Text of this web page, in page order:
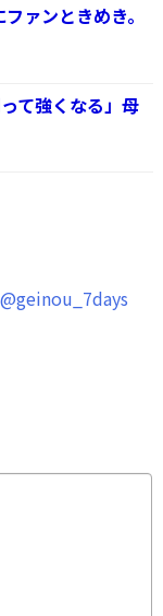
ァンときめき。
て強くなる」母
@geinou_7days